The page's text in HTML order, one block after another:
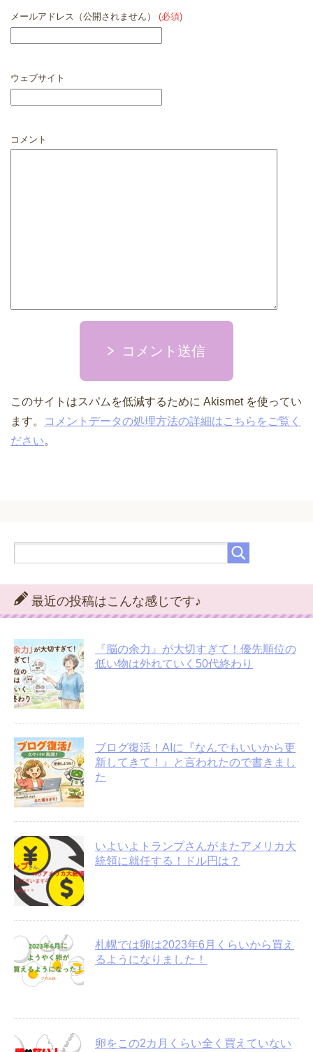
メールアドレス（公開されません） (必須)
ウェブサイト
コメント
コメント送信
このサイトはスパムを低減するために Akismet を使ってい
ます。
コメントデータの処理方法の詳細はこちらをご覧く
ださい。
最近の投稿はこんな感じです♪
『脳の余力』が大切すぎて！優先順位の
低い物は外れていく50代終わり
ブログ復活！AIに『なんでもいいから更
新してきて！』と言われたので書きまし
た
いよいよトランプさんがまたアメリカ大
統領に就任する！ドル円は？
札幌では卵は2023年6月くらいから買え
るようになりました！
卵をこの2カ月くらい全く買えていない